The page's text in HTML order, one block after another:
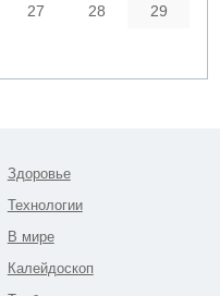
27 28
29
Здоровье
Технологии
В мире
Калейдоскоп